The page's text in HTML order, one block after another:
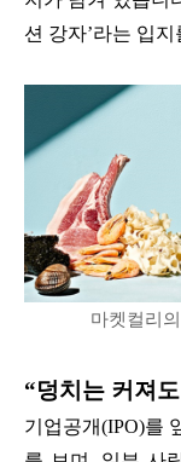
션 강자’라는 입
마켓컬리
“덩치는 커져
기업공개(IPO)를